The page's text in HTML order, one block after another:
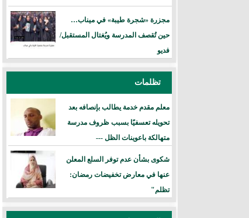
مجزرة «شجرة طيبة» في ميناب…
حين تُقصف المدرسة ويُغتال المستقبل/
فديو
تظلمات
معلم مقدم خدمة يطالب بإنصافه بعد
تحويله تعسفيًا بسبب ظروف مدرسة
متهالكة باعوينات الظل ---
شكوى بشأن عدم توفر السلع المعلن
عنها في معارض تخفيضات رمضان:
تظلم"